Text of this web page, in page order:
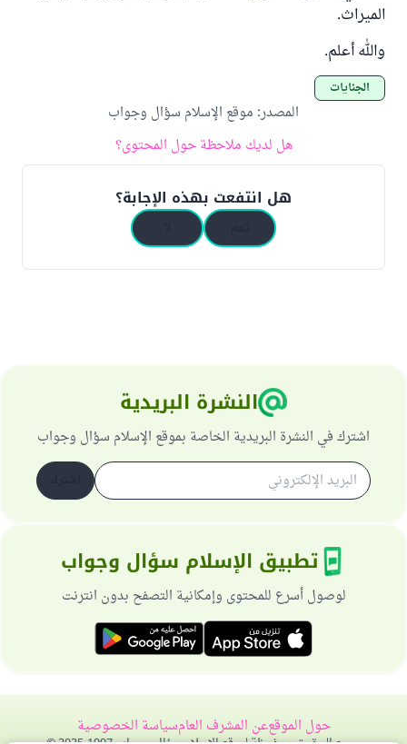
الميراث.
والله أعلم.
الجنايات
المصدر: موقع الإسلام سؤال وجواب
هل لديك ملاحظة حول المحتوى؟
هل انتفعت بهذه الإجابة؟
النشرة البريدية
اشترك في النشرة البريدية الخاصة بموقع الإسلام سؤال وجواب
تطبيق الإسلام سؤال وجواب
لوصول أسرع للمحتوى وإمكانية التصفح بدون انترنت
حول الموقععن المشرف العامسياسة الخصوصية